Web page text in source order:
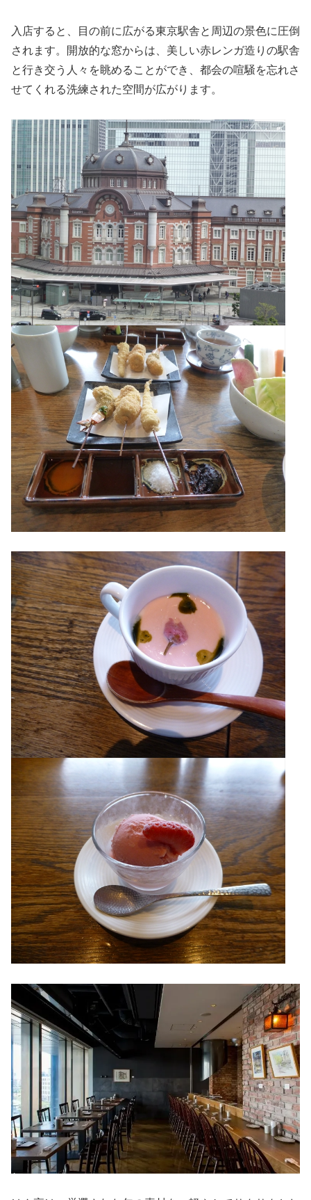
入店すると、目の前に広がる東京駅舎と周辺の景色に圧倒
されます。開放的な窓からは、美しい赤レンガ造りの駅舎
と行き交う人々を眺めることができ、都会の喧騒を忘れさ
せてくれる洗練された空間が広がります。